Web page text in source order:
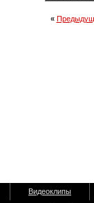
«
Видеоклипы